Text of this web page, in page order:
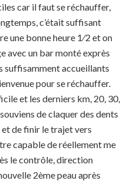
car il faut se réchauffer,
c’était suffisant
une bonne heure 1⁄2 et on
avec un bar monté exprès
suffisamment accueillants
pour se réchauffer.
et les derniers km, 20, 30,
de claquer des dents
de finir le trajet vers
capable de réellement me
le contrôle, direction
2ème peau après